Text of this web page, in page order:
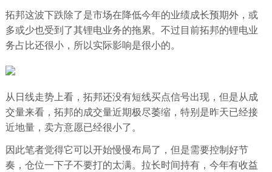
拓邦这波下跌除了是市场在降低今年的业绩成长预期外，或
多或少也受到了其锂电业务的拖累。不过目前拓邦的锂电业
务占比还很小，所以实际影响是很小的。
从日线走势上看，拓邦还没有短线买点信号出现，但是从成
交量来看，拓邦的成交量近期极尽萎缩，特别是昨天已经接
近地量，卖方意愿已经很小了。
因此笔者觉得它可以开始慢慢布局了，但是需要控制好节
奏，仓位一下子不要打的太满。拉长时间持有，今年有收益